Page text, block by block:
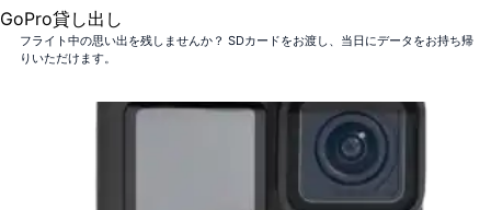
GoPro貸し出し
フライト中の思い出を残しませんか？ SDカードをお渡し、当日にデータをお持ち帰
りいただけます。